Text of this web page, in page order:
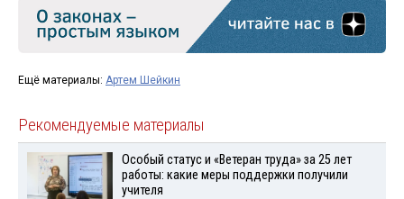
Ещё материалы: Артем Шейкин
Рекомендуемые материалы
Особый статус и «Ветеран труда» за 25 лет
работы: какие меры поддержки получили
учителя